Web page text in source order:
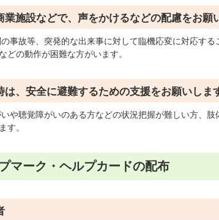
業施設などで、声をかけるなどの配慮をお願
事故等、突発的な出来事に対して臨機応変に対応す
どの動作が困難な方がいます。
は、安全に避難するための支援をお願いしま
や聴覚障がいのある方などの状況把握が難しい方、
す。
マーク・ヘルプカードの配布